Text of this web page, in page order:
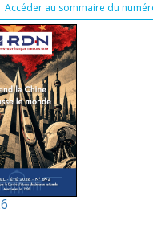
Accéder au sommaire du